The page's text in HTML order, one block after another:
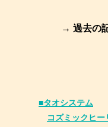
→ 過去の
■タオシステム
コズミックヒー